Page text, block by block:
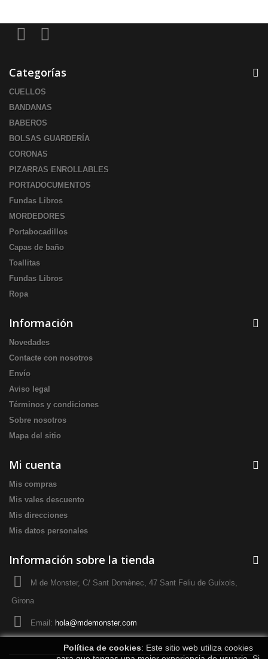
Categorías
CUELLOS
BANDANAS
BABEROS
BOLSAS GUARDERÍA
CORONAS
PIZARRAS ENROLLABLES
PORTADOCUMENTOS
Fundas Libros
MORDEDORES
Portabocadillos
Capas de baño
Toallitas
Fundas Libros
Ropa
Información
Novedades
Contacte con nosotros
Envío
Aviso legal
Términos y condiciones
Sobre nosotros
Mapa del sitio
Mi cuenta
Mis compras
Mis vales descuento
Mis direcciones
Mis datos personales
Información sobre la tienda
M de Monster, C/ Sant Domènec, 47 Sant Feliu de Guíxols,
Girona
Email: hola@mdemonster.com
Política de cookies: Este sitio web utiliza cookies